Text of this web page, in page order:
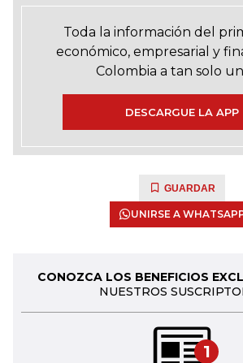
Toda la información del
económico, empresarial y
Colombia a tan solo
DESCARGUE LA APP
GUARDAR
UNIRSE A
CONOZCA LOS BENEFICIOS
NUESTROS
1